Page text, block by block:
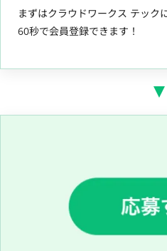
まずはクラウドワークス テック
60秒で会員登録できます！